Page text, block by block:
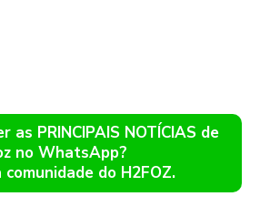
as PRINCIPAIS NOTÍCIAS de
no WhatsApp?
do H2FOZ.